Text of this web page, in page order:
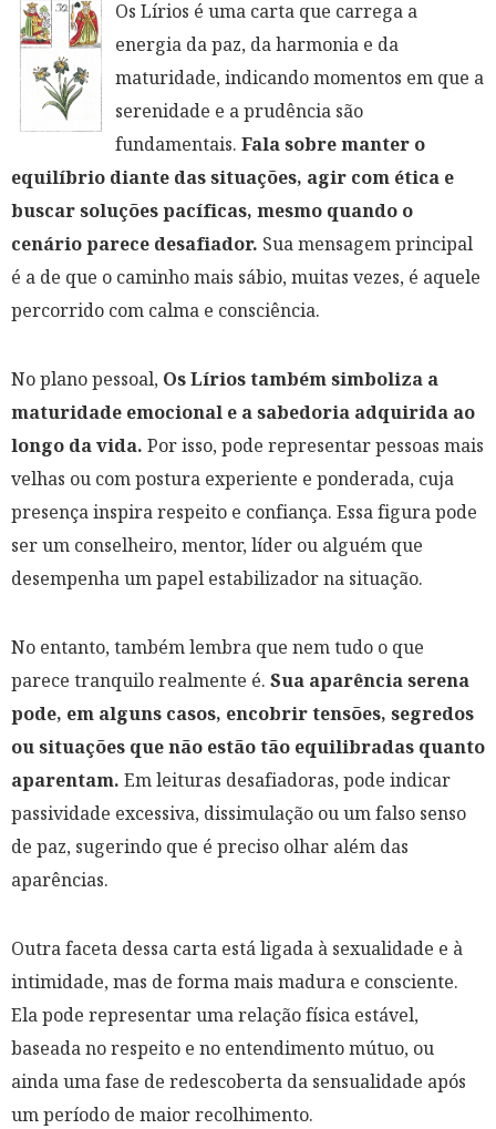
Os Lírios é uma carta que carrega a
energia da paz, da harmonia e da
maturidade, indicando momentos em que a
serenidade e a prudência são
fundamentais. Fala sobre manter o
equilíbrio diante das situações, agir com ética e
buscar soluções pacíficas, mesmo quando o
cenário parece desafiador. Sua mensagem principal
é a de que o caminho mais sábio, muitas vezes, é aquele
percorrido com calma e consciência.
No plano pessoal, Os Lírios também simboliza a
maturidade emocional e a sabedoria adquirida ao
longo da vida. Por isso, pode representar pessoas mais
velhas ou com postura experiente e ponderada, cuja
presença inspira respeito e confiança. Essa figura pode
ser um conselheiro, mentor, líder ou alguém que
desempenha um papel estabilizador na situação.
No entanto, também lembra que nem tudo o que
parece tranquilo realmente é. Sua aparência serena
pode, em alguns casos, encobrir tensões, segredos
ou situações que não estão tão equilibradas quanto
aparentam. Em leituras desafiadoras, pode indicar
passividade excessiva, dissimulação ou um falso senso
de paz, sugerindo que é preciso olhar além das
aparências.
Outra faceta dessa carta está ligada à sexualidade e à
intimidade, mas de forma mais madura e consciente.
Ela pode representar uma relação física estável,
baseada no respeito e no entendimento mútuo, ou
ainda uma fase de redescoberta da sensualidade após
um período de maior recolhimento.